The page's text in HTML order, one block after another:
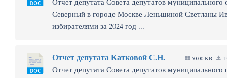
Северный в городе Москве Леньшиной Светланы
избирателями за 2024 год ...
Отчет депутата Катковой С.Н. 50.00 KB
Отчет депутата Совета депутатов муниципального